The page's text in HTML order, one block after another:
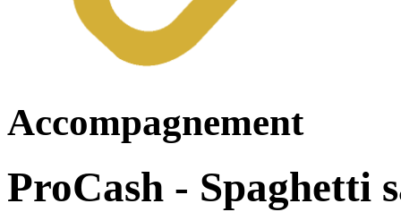
Accompagnement
ProCash - Spaghetti